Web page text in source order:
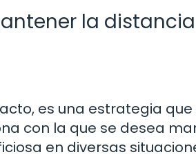
la distancia
es una estrategia que
con la que se desea
en diversas